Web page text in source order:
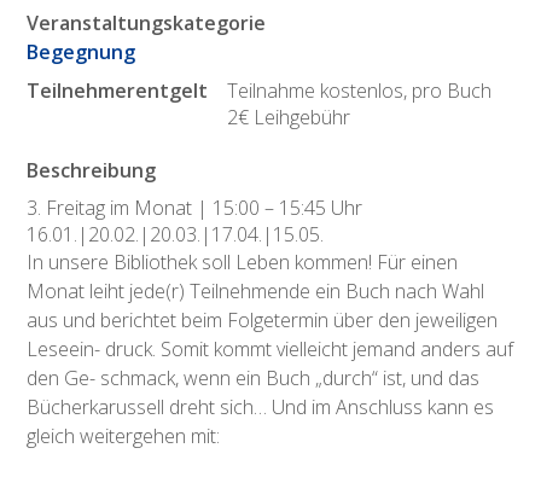
Veranstaltungskategorie
Begegnung
Teilnehmerentgelt
Teilnahme kostenlos, pro Buch
2€ Leihgebühr
Beschreibung
3. Freitag im Monat | 15:00 – 15:45 Uhr
16.01.|20.02.|20.03.|17.04.|15.05.
In unsere Bibliothek soll Leben kommen! Für einen
Monat leiht jede(r) Teilnehmende ein Buch nach Wahl
aus und berichtet beim Folgetermin über den jeweiligen
Leseein- druck. Somit kommt vielleicht jemand anders auf
den Ge- schmack, wenn ein Buch „durch“ ist, und das
Bücherkarussell dreht sich… Und im Anschluss kann es
gleich weitergehen mit: